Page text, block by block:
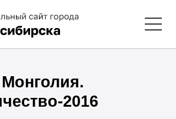
2016